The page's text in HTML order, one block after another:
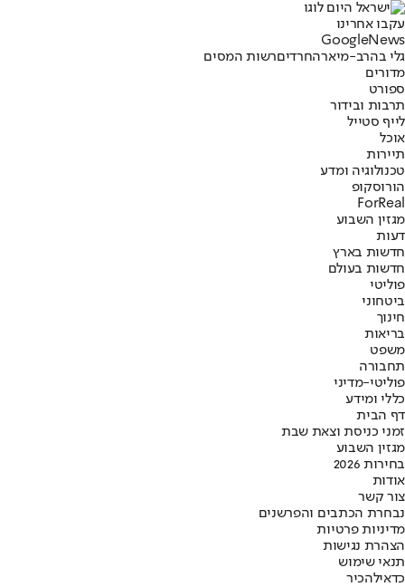
עקבו אחרינו
Googl eNews
גלי בהרב-מיארהחרדיםרשות המסים
מדורים
ספורט
תרבות ובידור
לייף סטייל
אוכל
תיירות
טכנולוגיה ומדע
הורוסקופ
ForReal
מגזין השבוע
דעות
חדשות בארץ
חדשות בעולם
פוליטי
ביטחוני
חינוך
בריאות
משפט
תחבורה
פוליטי-מדיני
כללי ומידע
דף הבית
זמני כניסת וצאת שבת
מגזין השבוע
בחירות 2026
אודות
צור קשר
נבחרת הכתבים והפרשנים
מדיניות פרטיות
הצהרת נגישות
תנאי שימוש
כדאילהכיר